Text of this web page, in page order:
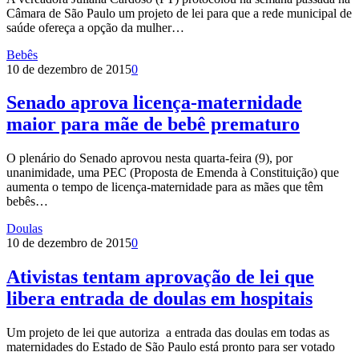
Câmara de São Paulo um projeto de lei para que a rede municipal de
saúde ofereça a opção da mulher…
Bebês
10 de dezembro de 20150
Senado aprova licença-maternidade
maior para mãe de bebê prematuro
O plenário do Senado aprovou nesta quarta-feira (9), por
unanimidade, uma PEC (Proposta de Emenda à Constituição) que
aumenta o tempo de licença-maternidade para as mães que têm
bebês…
Doulas
10 de dezembro de 20150
Ativistas tentam aprovação de lei que
libera entrada de doulas em hospitais
Um projeto de lei que autoriza a entrada das doulas em todas as
maternidades do Estado de São Paulo está pronto para ser votado